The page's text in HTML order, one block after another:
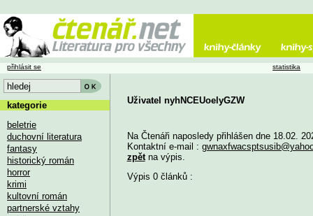
Uživatel nyhNCEUoelyGZW
Na Čtenáři naposledy přihlášen dne 18.02.
Kontaktní e-mail :
zpětna výpis.
Výpis 0 článků :
přihlásit se statistika
kategorie
beletrie
duchovní literatura
fantasy
historický román
horror
krimi
kultovní román
partnerské vztahy